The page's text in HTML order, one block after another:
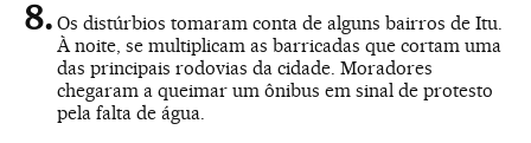
Os distúrbios tomaram conta de alguns bairros de Itu.
À noite, se multiplicam as barricadas que cortam uma
das principais rodovias da cidade. Moradores
chegaram a queimar um ônibus em sinal de protesto
pela falta de água.